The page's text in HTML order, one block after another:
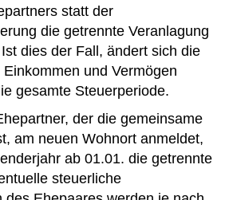
statt der
die getrennte Veranlagung
dies der Fall, ändert sich die
und Vermögen
gesamte Steuerperiode.
der die gemeinsame
am neuen Wohnort anmeldet,
ab 01.01. die getrennte
steuerliche